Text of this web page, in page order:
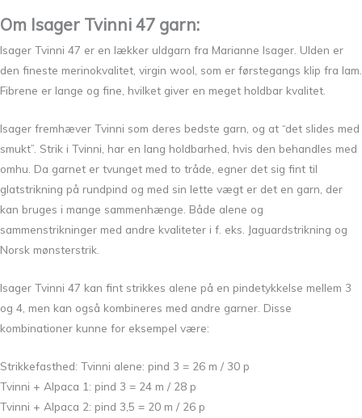
Om Isager Tvinni 47 garn:
Isager Tvinni 47 er en lækker uldgarn fra Marianne Isager. Ulden er
den fineste merinokvalitet, virgin wool, som er førstegangs klip fra lam.
Fibrene er lange og fine, hvilket giver en meget holdbar kvalitet.
Isager fremhæver Tvinni som deres bedste garn, og at “det slides med
smukt”. Strik i Tvinni, har en lang holdbarhed, hvis den behandles med
omhu. Da garnet er tvunget med to tråde, egner det sig fint til
glatstrikning på rundpind og med sin lette vægt er det en garn, der
kan bruges i mange sammenhænge. Både alene og
sammenstrikninger med andre kvaliteter i f. eks. Jaguardstrikning og
Norsk mønsterstrik.
Isager Tvinni 47 kan fint strikkes alene på en pindetykkelse mellem 3
og 4, men kan også kombineres med andre garner. Disse
kombinationer kunne for eksempel være:
Strikkefasthed: Tvinni alene: pind 3 = 26 m / 30 p
Tvinni + Alpaca 1: pind 3 = 24 m / 28 p
Tvinni + Alpaca 2: pind 3,5 = 20 m / 26 p